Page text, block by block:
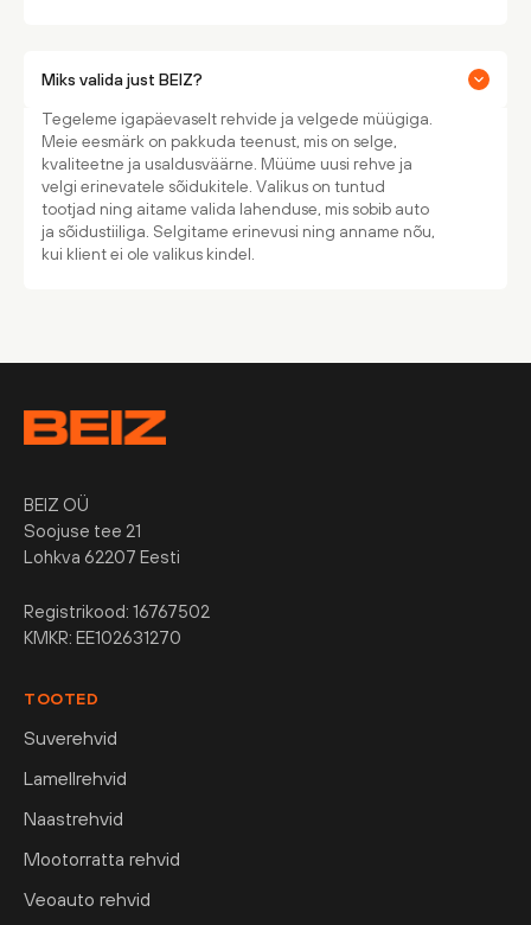
Miks valida just BEIZ?
Tegeleme igapäevaselt rehvide ja velgede müügiga.
Meie eesmärk on pakkuda teenust, mis on selge,
kvaliteetne ja usaldusväärne. Müüme uusi rehve ja
velgi erinevatele sõidukitele. Valikus on tuntud
tootjad ning aitame valida lahenduse, mis sobib auto
ja sõidustiiliga. Selgitame erinevusi ning anname nõu,
kui klient ei ole valikus kindel.
BEIZ OÜ
Soojuse tee 21
Lohkva 62207 Eesti
Registrikood: 16767502
KMKR: EE102631270
TOOTED
Suverehvid
Lamellrehvid
Naastrehvid
Mootorratta rehvid
Veoauto rehvid